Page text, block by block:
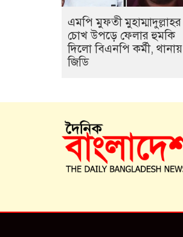
এমপি মুফতী মুহাম্মাদুল্লাহর
চোখ উপড়ে ফেলার হুমকি
দিলো বিএনপি কর্মী, থানায়
জিডি